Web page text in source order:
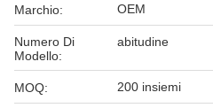
Marchio: OEM
Numero Di
Modello:
abitudine
MOQ: 200 insiemi